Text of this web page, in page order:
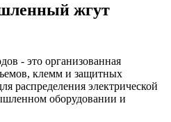
жгут
- это организованная
клемм и защитных
распределения электрической
оборудовании и